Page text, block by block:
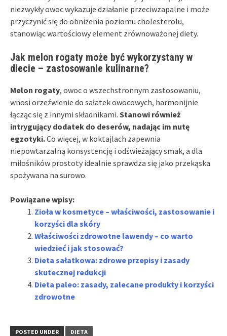
niezwykły owoc wykazuje działanie przeciwzapalne i może
przyczynić się do obniżenia poziomu cholesterolu,
stanowiąc wartościowy element zrównoważonej diety.
Jak melon rogaty może być wykorzystany w
diecie – zastosowanie kulinarne?
Melon rogaty, owoc o wszechstronnym zastosowaniu,
wnosi orzeźwienie do sałatek owocowych, harmonijnie
łącząc się z innymi składnikami. Stanowi również
intrygujący dodatek do deserów, nadając im nutę
egzotyki.Co więcej, w koktajlach zapewnia
niepowtarzalną konsystencję i odświeżający smak, a dla
miłośników prostoty idealnie sprawdza się jako przekąska
spożywana na surowo.
Powiązane wpisy:
Zioła w kosmetyce – właściwości, zastosowanie i
korzyści dla skóry
Właściwości zdrowotne lawendy – co warto
wiedzieć i jak stosować?
Dieta sałatkowa: zdrowe przepisy i zasady
skutecznej redukcji
Dieta paleo: zasady, zalecane produkty i korzyści
zdrowotne
POSTED UNDER DIETA